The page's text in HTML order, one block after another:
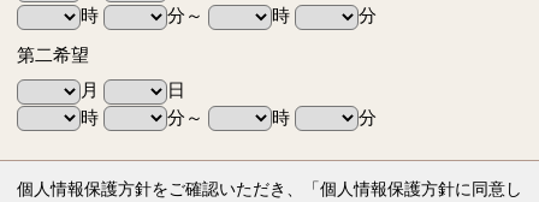
時
分～ 時
分
第二希望
月
日
時
分～ 時 分
個人情報保護方針をご確認いただき、「個人情報保護方針に同意し